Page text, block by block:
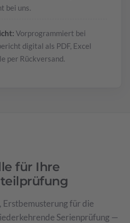
bei uns.
Vorprogrammiert bei
digital als PDF, Excel
per Rückversand.
für Ihre
für die
Serienprüfung —